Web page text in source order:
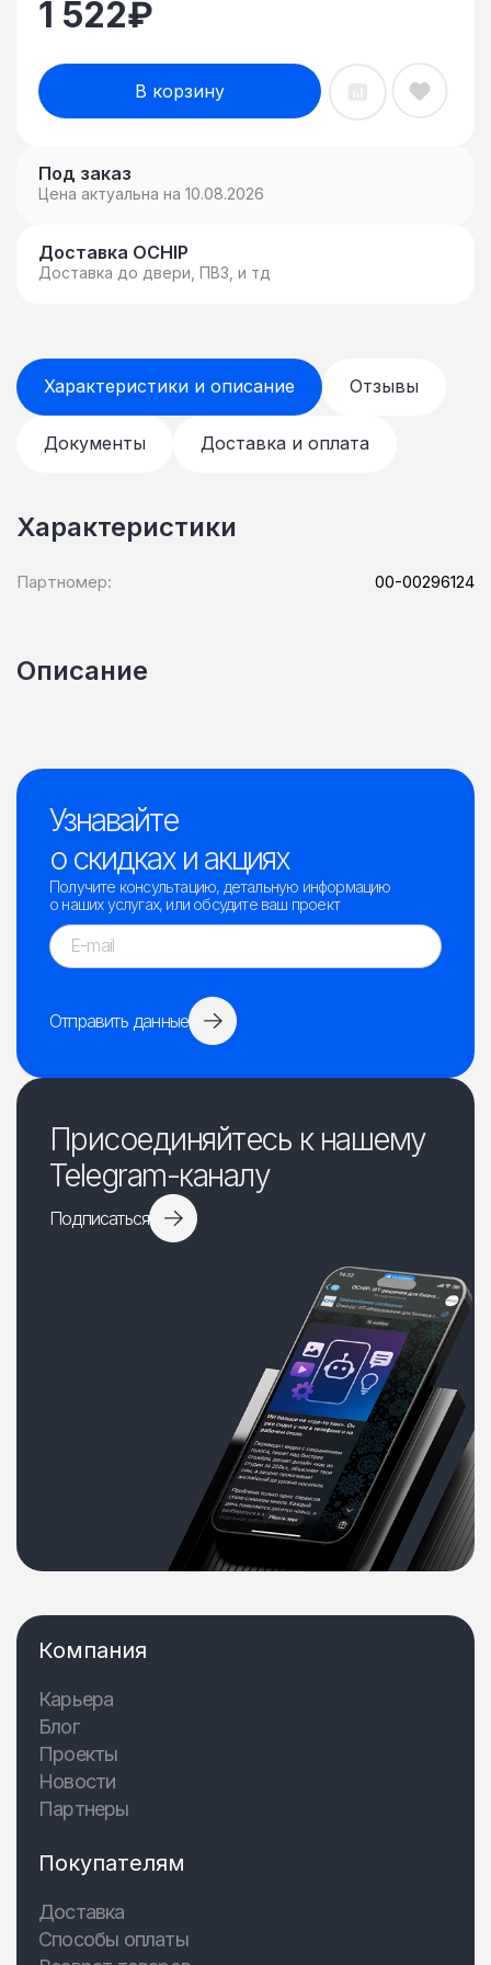
1 522₽
В корзину
Под заказ
Цена актуальна на 10.08.2026
Доставка OCHIP
Доставка до двери, ПВЗ, и тд
Характеристики и описание Отзывы
Документы Доставка и оплата
Характеристики
Партномер: 00-00296124
Описание
Узнавайте
о скидках и акциях
Получите консультацию, детальную информацию
о наших услугах, или обсудите ваш проект
Отправить данные
Присоединяйтесь к нашему
Telegram-каналу
Подписаться
Компания
Карьера
Блог
Проекты
Новости
Партнеры
Покупателям
Доставка
Способы оплаты